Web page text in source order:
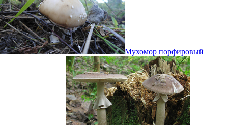
Мухомор порфировый